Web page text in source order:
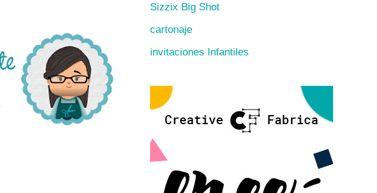
Sizzix Big Shot
cartonaje
invitaciones Infantiles